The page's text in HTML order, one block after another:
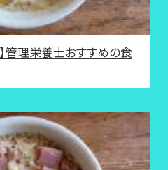
管理栄養士おすすめの食